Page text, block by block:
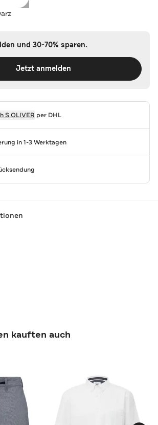
und 30-70% sparen.
Jetzt anmelden
S.OLIVER per DHL
in 1-3 Werktagen
kauften auch